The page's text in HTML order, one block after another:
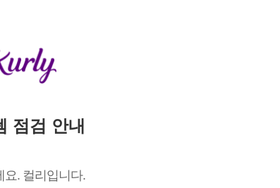
점검 안내
요. 컬리입니다.